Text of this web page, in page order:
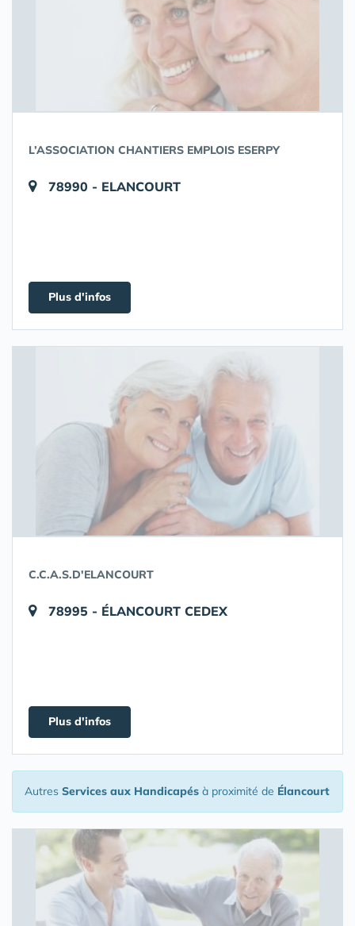
L’ASSOCIATION CHANTIERS EMPLOIS ESERPY
78990 - ELANCOURT
Plus d'infos
C.C.A.S.D'ELANCOURT
78995 - ÉLANCOURT CEDEX
Plus d'infos
Autres Services aux Handicapés à proximité de Élancourt